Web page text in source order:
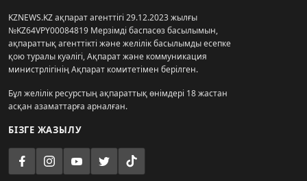
KZNEWS.KZ ақпарат агенттігі 29.12.2023 жылғы
№KZ64VPY00084819 Мерзімді баспасөз басылымын,
ақпараттық агенттікті және желілік басылымды есепке
қою туралы куәлігі, Ақпарат және коммуникация
министрлігінің Ақпарат комитетімен берілген.
Бұл желілік ресурстың ақпараттық өнімдері 18 жастан
асқан азаматтарға арналған.
БІЗГЕ ЖАЗЫЛУ